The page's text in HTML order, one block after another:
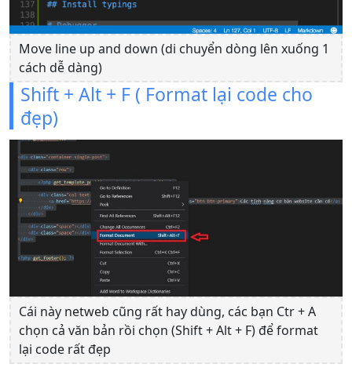
Move line up and down (di chuyển dòng lên xuống 1
cách dễ dàng)
Shift + Alt + F ( Format lại code cho
đẹp)
Cái này netweb cũng rất hay dùng, các bạn Ctr + A
chọn cả văn bản rồi chọn (Shift + Alt + F) để format
lại code rất đẹp